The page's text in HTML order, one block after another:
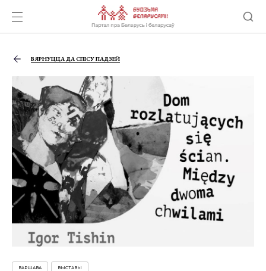
ВЯРНУЦЦА ДА СПІСУ ПАДЗЕЙ
ВАРШАВА ВЫСТАВЫ